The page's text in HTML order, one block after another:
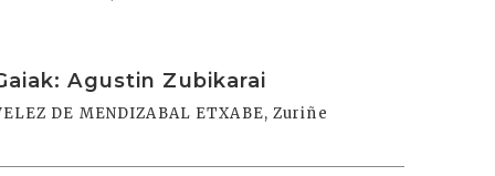
Agustin Zubikarai
DE MENDIZABAL ETXABE, Zuriñe